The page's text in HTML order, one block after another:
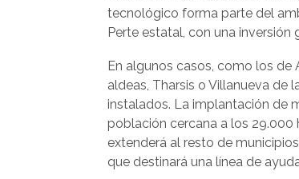
tecnológico forma parte del
Perte estatal, con una inversión
En algunos casos, como los de
aldeas, Tharsis o Villanueva de
instalados. La implantación de
población cercana a los 29.000
extenderá al resto de
que destinará una línea de